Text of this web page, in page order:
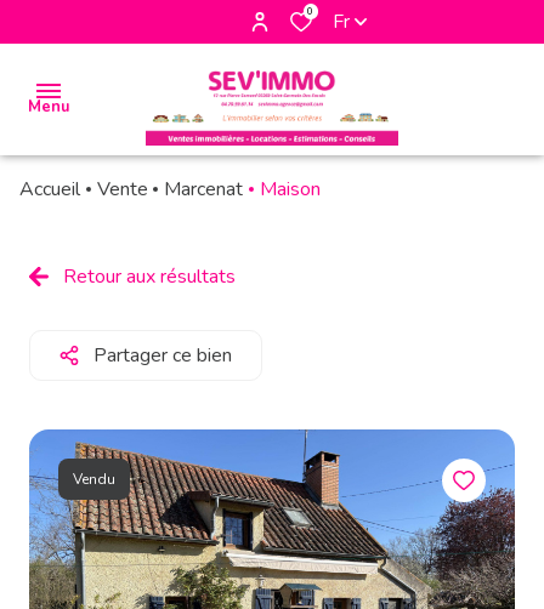
0 Fr
Menu
biens
à la
location
biens
vendus
estimation
Accueil Vente Marcenat Maison
Retour aux résultats
Partager ce bien
Vendu